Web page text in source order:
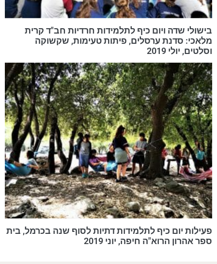
בישולי שדה ויום כיף לתלמידות חרדיות חב"ד קרית
מלאכי: סדנת ערסלים, פיתות טעימות, שקשוקה
וסלטים, יולי 2019
פעילות יום כיף לתלמידות דתיות לסוף שנה בכרמל, בית
ספר אהרון הרוא"ה חיפה, יוני 2019